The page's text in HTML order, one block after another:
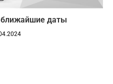
ближайшие даты